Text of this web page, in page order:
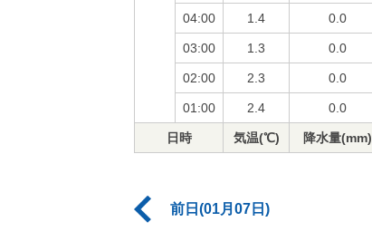
04:00 1.4 0.0
03:00 1.3 0.0
02:00 2.3 0.0
01:00 2.4 0.0
日時 気温(℃) 降水量(mm)
前日(01月07日)